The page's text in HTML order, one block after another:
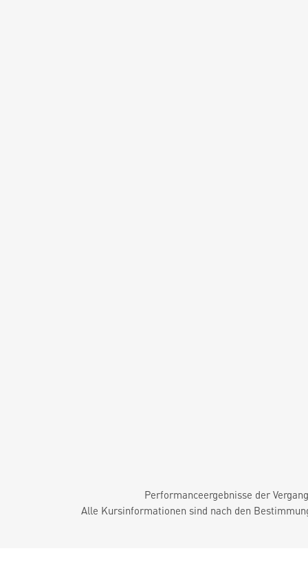
Performanceergebnisse der
Alle Kursinformationen sind nach den